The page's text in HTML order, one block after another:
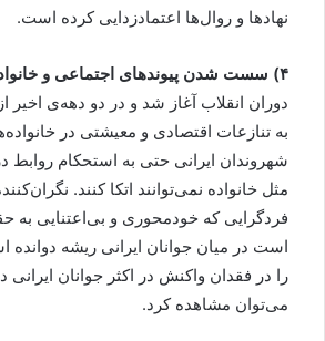
نهادها و روال‌ها اعتمادزدایی کرده است.
۴) سست شدن پیوندهای اجتماعی و خانوادگی
دوران انقلاب آغاز شد و در دو دهه‌ی اخیر
به تنازعات اقتصادی و معیشتی در
شهروندان ایرانی حتی به استحکام روابط در
مثل خانواده نمی‌توانند اتکا کنند.
فردگرایی که خودمحوری و بی‌اعتنایی به
است در میان جوانان ایرانی ریشه دوانده
را در فقدان واکنش در اکثر جوانان ایرانی
می‌توان مشاهده کرد.